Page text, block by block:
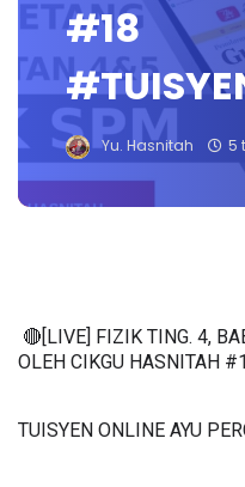
#18
Yu. Hasnitah 5
🔴[LIVE] FIZIK TING. 4,
OLEH CIKGU HASNITAH
TUISYEN ONLINE AYU